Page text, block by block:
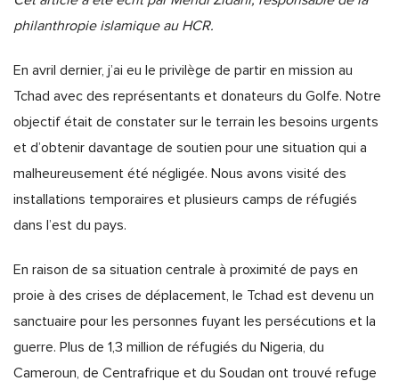
philanthropie islamique au HCR.
En avril dernier, j’ai eu le privilège de partir en mission au
Tchad avec des représentants et donateurs du Golfe. Notre
objectif était de constater sur le terrain les besoins urgents
et d’obtenir davantage de soutien pour une situation qui a
malheureusement été négligée. Nous avons visité des
installations temporaires et plusieurs camps de réfugiés
dans l’est du pays.
En raison de sa situation centrale à proximité de pays en
proie à des crises de déplacement, le Tchad est devenu un
sanctuaire pour les personnes fuyant les persécutions et la
guerre. Plus de 1,3 million de réfugiés du Nigeria, du
Cameroun, de Centrafrique et du Soudan ont trouvé refuge